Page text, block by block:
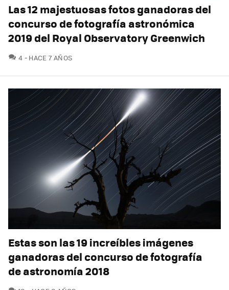
Las 12 majestuosas fotos ganadoras del
concurso de fotografía astronómica
2019 del Royal Observatory Greenwich
4 COMENTARIOS
HACE 7 AÑOS
Estas son las 19 increíbles imágenes
ganadoras del concurso de fotografía
de astronomía 2018